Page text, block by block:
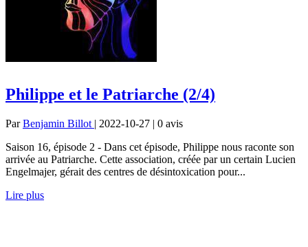
Philippe et le Patriarche (2/4)
ParBenjamin Billot | 2022-10-27 | 0 avis
Saison 16, épisode 2 - Dans cet épisode, Philippe nous raconte son
arrivée au Patriarche. Cette association, créée par un certain Lucien
Engelmajer, gérait des centres de désintoxication pour...
Lire plus